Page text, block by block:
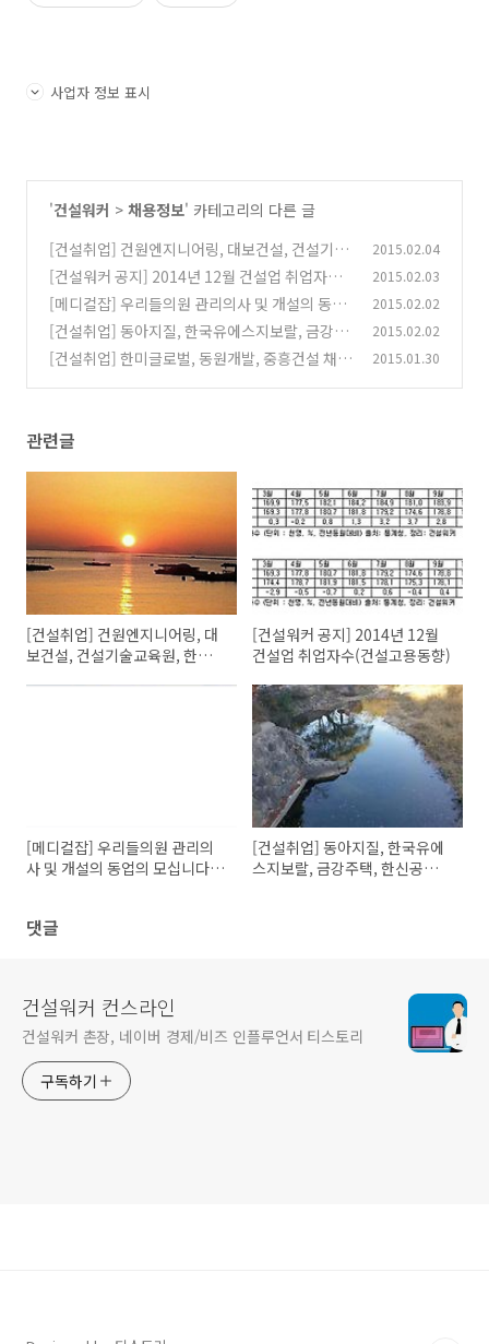
사업자 정보 표시
'건설워커 > 채용정보' 카테고리의 다른 글
[건설취업] 건원엔지니어링, 대보건설, 건설기술
교육원, 한진중공업 채용정보
(0)
2015.02.04
[건설워커 공지] 2014년 12월 건설업 취업자수
(건설고용동향)
(0)
2015.02.03
[메디컬잡] 우리들의원 관리의사 및 개설의 동업
의 모십니다. [경남 거제 의원]
(0)
2015.02.02
[건설취업] 동아지질, 한국유에스지보랄, 금강주
택, 한신공영 채용정보
(0)
2015.02.02
[건설취업] 한미글로벌, 동원개발, 중흥건설 채용
2015.01.30
관련글
[건설취업] 건원엔지니어링, 대
보건설, 건설기술교육원, 한진중
[건설워커 공지] 2014년 12월
건설업 취업자수(건설고용동향)
[메디컬잡] 우리들의원 관리의
사 및 개설의 동업의 모십니다.
[건설취업] 동아지질, 한국유에
스지보랄, 금강주택, 한신공영
댓글
건설워커 컨스라인
건설워커 촌장, 네이버 경제/비즈 인플루언서 티스토리
구독하기